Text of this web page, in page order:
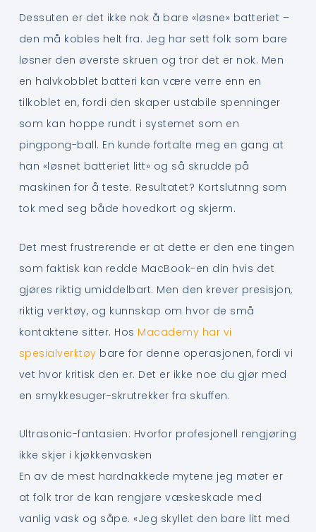
Dessuten er det ikke nok å bare «løsne» batteriet –
den må kobles helt fra. Jeg har sett folk som bare
løsner den øverste skruen og tror det er nok. Men
en halvkobblet batteri kan være verre enn en
tilkoblet en, fordi den skaper ustabile spenninger
som kan hoppe rundt i systemet som en
pingpong-ball. En kunde fortalte meg en gang at
han «løsnet batteriet litt» og så skrudde på
maskinen for å teste. Resultatet? Kortslutnng som
tok med seg både hovedkort og skjerm.
Det mest frustrerende er at dette er den ene tingen
som faktisk kan redde MacBook-en din hvis det
gjøres riktig umiddelbart. Men den krever presisjon,
riktig verktøy, og kunnskap om hvor de små
kontaktene sitter. Hos Macademy har vi
spesialverktøy bare for denne operasjonen, fordi vi
vet hvor kritisk den er. Det er ikke noe du gjør med
en smykkesuger-skrutrekker fra skuffen.
Ultrasonic-fantasien: Hvorfor profesjonell rengjøring
ikke skjer i kjøkkenvasken
En av de mest hardnakkede mytene jeg møter er
at folk tror de kan rengjøre væskeskade med
vanlig vask og såpe. «Jeg skyllet den bare litt med